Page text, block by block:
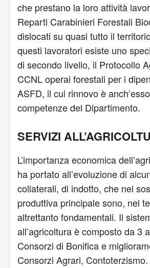
che prestano la loro attività
Reparti Carabinieri Forestali
dislocati su quasi tutto il
questi lavoratori esiste uno
di secondo livello, il Protocollo
CCNL operai forestali per i
ASFD, il cui rinnovo è
competenze del Dipartimento.
SERVIZI
L’importanza economica
ha portato all’evoluzione di
collaterali, di indotto, che nel
produttiva principale sono, nel
altrettanto fondamentali. Il
all’agricoltura è composto da 3
Consorzi di Bonifica e
Consorzi Agrari, Contoterzismo.